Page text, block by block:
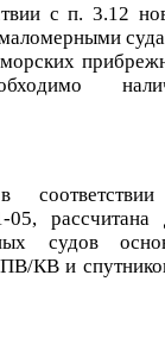
с п. 3.12
маломерными
рассчитана
судов
КВ и